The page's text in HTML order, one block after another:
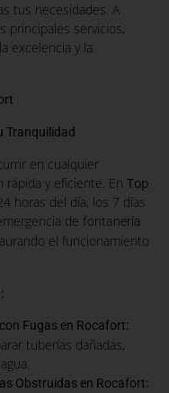
tus necesidades. A
principales servicios,
excelencia y la
Tranquilidad
en cualquier
y eficiente. En Top
horas del día, los 7 días
de fontanería
el funcionamiento
Fugas en Rocafort:
tuberías dañadas,
Obstruidas en Rocafort: